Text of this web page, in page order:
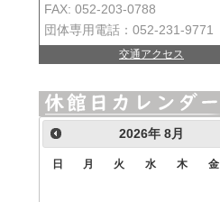
FAX: 052-203-0788
団体専用電話：052-231-9771
交通アクセス
2026年8月
日 月 火 水 木 金